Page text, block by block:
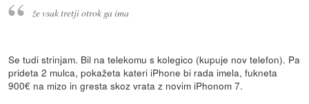
že vsak tretji otrok ga ima
Se tudi strinjam. Bil na telekomu s kolegico (kupuje nov telefon). Pa
prideta 2 mulca, pokažeta kateri iPhone bi rada imela, fukneta
900€ na mizo in gresta skoz vrata z novim iPhonom 7.